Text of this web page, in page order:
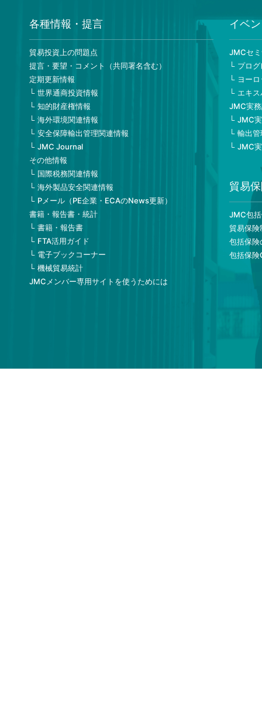
各種情報・提言
貿易投資上の問題点
提言・要望・コメント（共同署名含む）
定期更新情報
世界通商投資情報
知的財産権情報
海外環境関連情報
安全保障輸出管理関連情報
JMC Journal
その他情報
国際税務関連情報
海外製品安全関連情報
Pメール（PE企業・ECAのNews更新）
書籍・報告書・統計
書籍・報告書
FTA活用ガイド
電子ブックコーナー
機械貿易統計
JMCメンバー専用サイトを使うためには
イベ
JMCセ
プロ
ヨー
エキ
JMC実
JMC
輸出
JMC
貿易
JMC包
貿易保険
包括保険
包括保険